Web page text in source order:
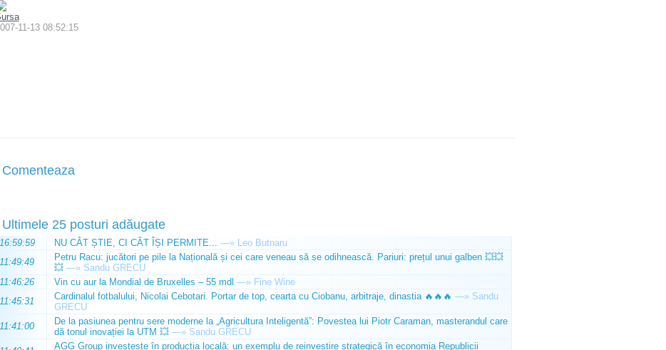
11-13 08:52:15
Comenteaza
Ultimele 25 posturi adăugate
16:59:59 NU CÂT ȘTIE, CI CÂT ÎȘI PERMITE... —» Leo Butnaru
11:49:49
Petru Racu: jucători pe pile la Națională și cei care veneau să se odihnească. Pariuri: prețul unui galben 💥💥
💥 —» Sandu GRECU
11:46:26
Vin cu aur la Mondial de Bruxelles – 55 mdl —» Fine Wine
11:45:31
Cardinalul fotbalului, Nicolai Cebotari. Portar de top, cearta cu Ciobanu, arbitraje, dinastia 🔥🔥🔥 —» Sandu
GRECU
11:41:00
De la pasiunea pentru sere moderne la „Agricultura Inteligentă”: Povestea lui Piotr Caraman, masterandul care
dă tonul inovației la UTM 💥 —» Sandu GRECU
AGG Group investește în producția locală: un exemplu de reinvestire strategică în economia Republicii